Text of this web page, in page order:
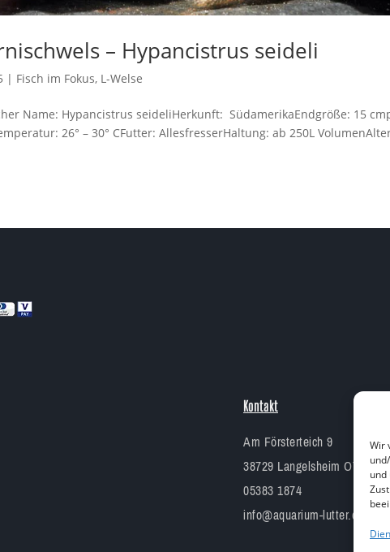
Wir
und
– Hypancistrus seideli
| Fisch im Fokus, L-Welse
Name: Hypancistrus seideliHerkunft: SüdamerikaEndgröße: 15
26° – 30° CFutter: AllesfresserHaltung: ab 250L
Kontakt
Am Försterteich 9
38729 Langelsheim OT
05383 1874
info@aquarium-lutter.de